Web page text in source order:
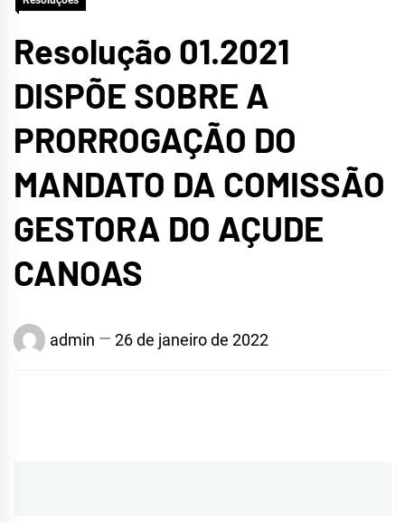
Resolução 01.2021
DISPÕE SOBRE A
PRORROGAÇÃO DO
MANDATO DA COMISSÃO
GESTORA DO AÇUDE
CANOAS
admin 26 de janeiro de 2022